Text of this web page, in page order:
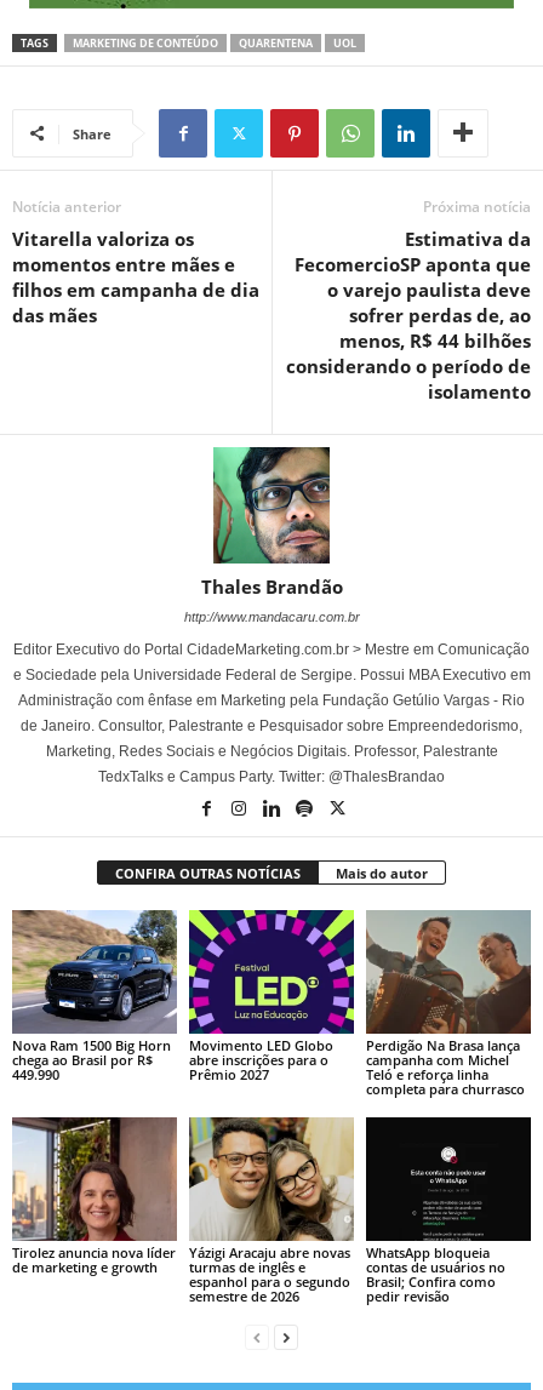
TAGS MARKETING DE CONTEÚDO QUARENTENA UOL
Share
Notícia anterior
Vitarella valoriza os
momentos entre mães e
filhos em campanha de dia
das mães
Próxima notícia
Estimativa da
FecomercioSP aponta que
o varejo paulista deve
sofrer perdas de, ao
menos, R$ 44 bilhões
considerando o período de
isolamento
Thales Brandão
http://www.mandacaru.com.br
Editor Executivo do Portal CidadeMarketing.com.br > Mestre em Comunicação
e Sociedade pela Universidade Federal de Sergipe. Possui MBA Executivo em
Administração com ênfase em Marketing pela Fundação Getúlio Vargas - Rio
de Janeiro. Consultor, Palestrante e Pesquisador sobre Empreendedorismo,
Marketing, Redes Sociais e Negócios Digitais. Professor, Palestrante
TedxTalks e Campus Party. Twitter: @ThalesBrandao
CONFIRA OUTRAS NOTÍCIAS Mais do autor
Nova Ram 1500 Big Horn
chega ao Brasil por R$
449.990
Movimento LED Globo
abre inscrições para o
Prêmio 2027
Perdigão Na Brasa lança
campanha com Michel
Teló e reforça linha
completa para churrasco
Tirolez anuncia nova líder
de marketing e growth
Yázigi Aracaju abre novas
turmas de inglês e
espanhol para o segundo
semestre de 2026
WhatsApp bloqueia
contas de usuários no
Brasil; Confira como
pedir revisão